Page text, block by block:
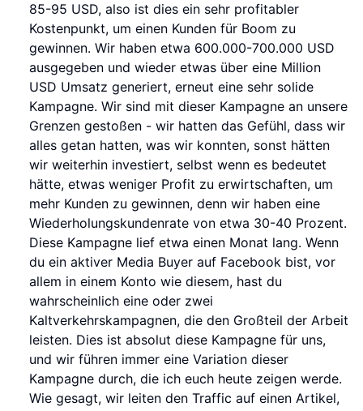
85-95 USD, also ist dies ein sehr profitabler
Kostenpunkt, um einen Kunden für Boom zu
gewinnen. Wir haben etwa 600.000-700.000 USD
ausgegeben und wieder etwas über eine Million
USD Umsatz generiert, erneut eine sehr solide
Kampagne. Wir sind mit dieser Kampagne an unsere
Grenzen gestoßen - wir hatten das Gefühl, dass wir
alles getan hatten, was wir konnten, sonst hätten
wir weiterhin investiert, selbst wenn es bedeutet
hätte, etwas weniger Profit zu erwirtschaften, um
mehr Kunden zu gewinnen, denn wir haben eine
Wiederholungskundenrate von etwa 30-40 Prozent.
Diese Kampagne lief etwa einen Monat lang. Wenn
du ein aktiver Media Buyer auf Facebook bist, vor
allem in einem Konto wie diesem, hast du
wahrscheinlich eine oder zwei
Kaltverkehrskampagnen, die den Großteil der Arbeit
leisten. Dies ist absolut diese Kampagne für uns,
und wir führen immer eine Variation dieser
Kampagne durch, die ich euch heute zeigen werde.
Wie gesagt, wir leiten den Traffic auf einen Artikel,